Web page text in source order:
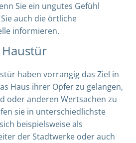
Sie ein ungutes Gefühl
auch die örtliche
informieren.
haben vorrangig das Ziel in
Haus ihrer Opfer zu gelangen,
oder anderen Wertsachen zu
sie in unterschiedlichste
beispielsweise als
der Stadtwerke oder auch